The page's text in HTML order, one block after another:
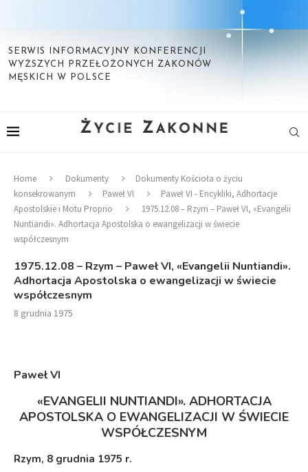
SERWIS INFORMACYJNY KONFERENCJI
WYŻSZYCH PRZEŁOŻONYCH ZAKONÓW
MĘSKICH W POLSCE
Home Dokumenty
Dokumenty Kościoła o życiu
konsekrowanym
Paweł VI
Paweł VI - Encykliki, Adhortacje
Apostolskie i Motu Proprio
1975.12.08 – Rzym – Paweł VI, «Evangelii
Nuntiandi». Adhortacja Apostolska o ewangelizacji w świecie
współczesnym
1975.12.08 – Rzym – Paweł VI, «Evangelii Nuntiandi».
Adhortacja Apostolska o ewangelizacji w świecie
współczesnym
8 grudnia 1975
Paweł VI
«EVANGELII NUNTIANDI». ADHORTACJA
APOSTOLSKA O EWANGELIZACJI W ŚWIECIE
WSPÓŁCZESNYM
Rzym, 8 grudnia 1975 r.